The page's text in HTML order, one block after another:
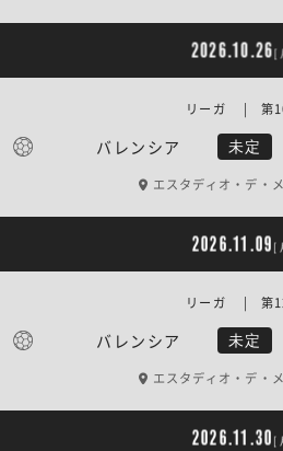
2026.10.26[
バレンシア 未定
リーガ | 第
エスタディオ・デ・
2026.11.09 [
バレンシア 未定
リーガ | 第
エスタディオ・デ・
2026.11.30 [